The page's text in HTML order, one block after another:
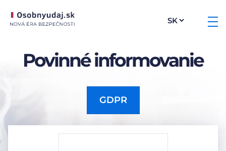
Povinné informovanie
GDPR